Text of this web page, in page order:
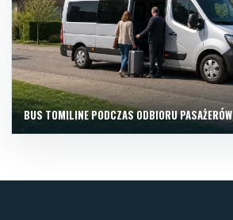
BUS TOMILINE PODCZAS ODBIORU PASAŻERÓW